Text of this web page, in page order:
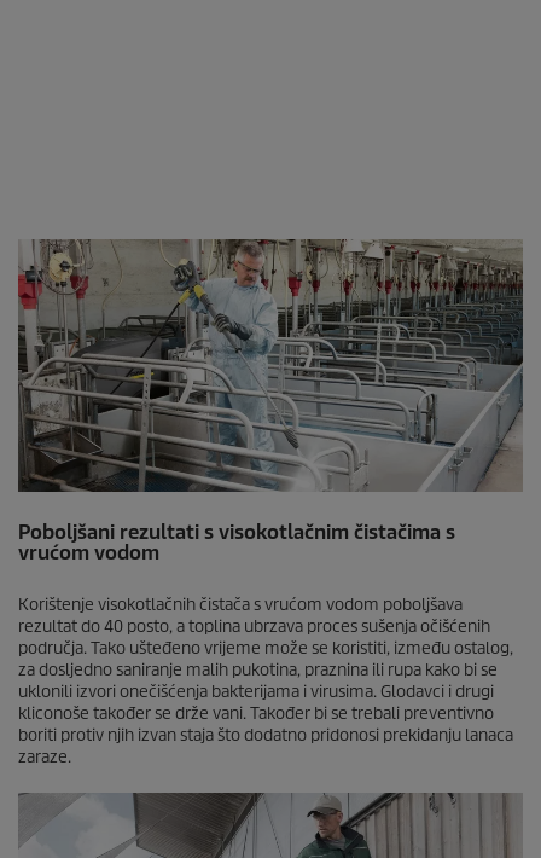
Poboljšani rezultati s visokotlačnim čistačima s
vrućom vodom
Korištenje visokotlačnih čistača s vrućom vodom poboljšava
rezultat do 40 posto, a toplina ubrzava proces sušenja očišćenih
područja. Tako ušteđeno vrijeme može se koristiti, između ostalog,
za dosljedno saniranje malih pukotina, praznina ili rupa kako bi se
uklonili izvori onečišćenja bakterijama i virusima. Glodavci i drugi
kliconoše također se drže vani. Također bi se trebali preventivno
boriti protiv njih izvan staja što dodatno pridonosi prekidanju lanaca
zaraze.